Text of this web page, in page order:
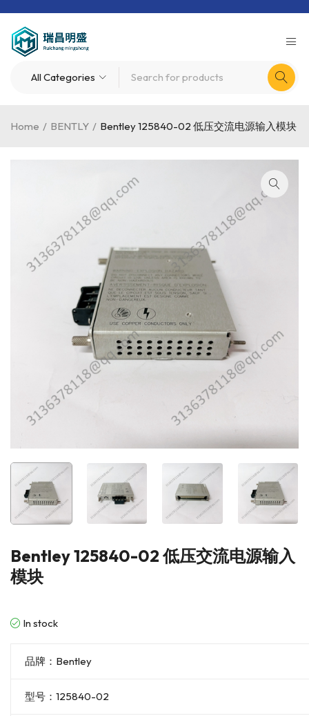
Home / BENTLY / Bentley 125840-02 低压交流电源输入模块
Bentley 125840-02 低压交流电源输入
模块
In stock
品牌：Bentley
型号：125840-02